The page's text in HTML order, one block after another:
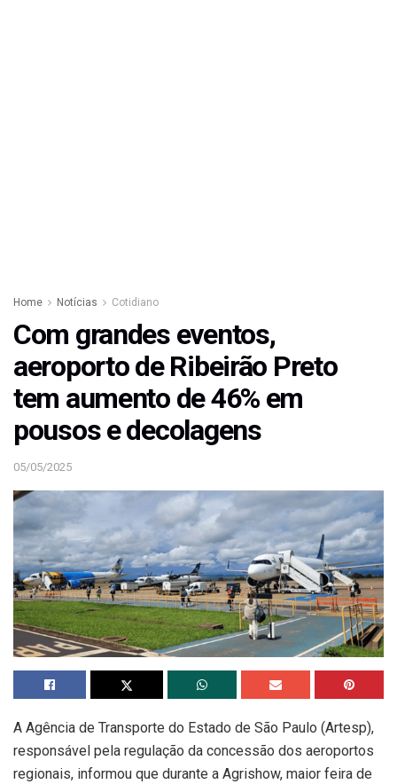
Home Notícias Cotidiano
Com grandes eventos,
aeroporto de Ribeirão Preto
tem aumento de 46% em
pousos e decolagens
05/05/2025
A Agência de Transporte do Estado de São Paulo (Artesp),
responsável pela regulação da concessão dos aeroportos
regionais, informou que durante a Agrishow, maior feira de